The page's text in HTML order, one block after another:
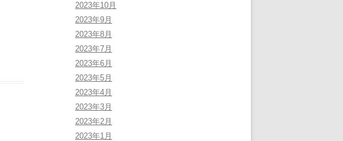
2023年10月
2023年9月
2023年8月
2023年7月
2023年6月
2023年5月
2023年4月
2023年3月
2023年2月
2023年1月